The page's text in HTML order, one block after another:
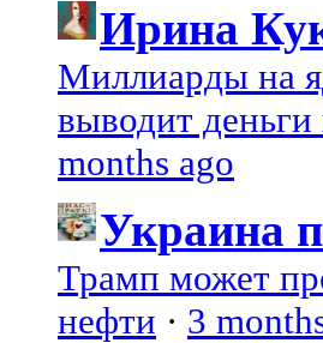
Ирина
Миллиарды на
выводит
months ago
Украина
Трамп может
нефти · 3